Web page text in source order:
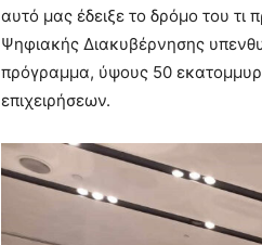
αυτό μας έδειξε το δρόμο του
Ψηφιακής Διακυβέρνησης
πρόγραμμα, ύψους 50
επιχειρήσεων.